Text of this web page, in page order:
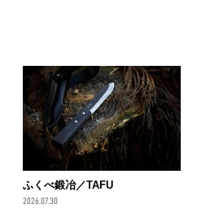
ふくべ鍛冶／TAFU
2026.07.30